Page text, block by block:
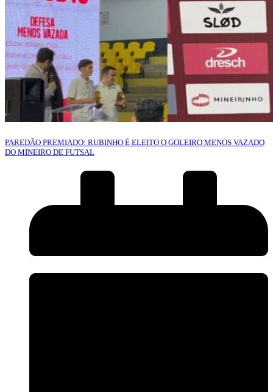
PAREDÃO PREMIADO: RUBINHO É ELEITO O GOLEIRO MENOS VAZADO
DO MINEIRO DE FUTSAL